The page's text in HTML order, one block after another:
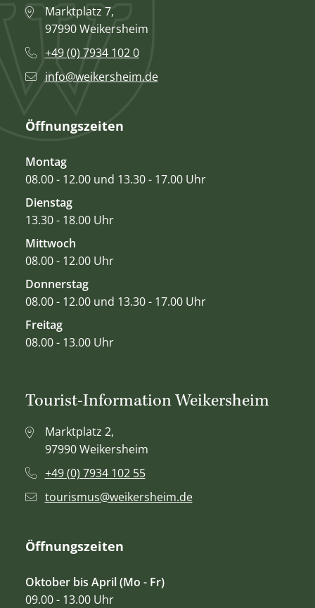
Marktplatz 7,
97990 Weikersheim
+49 (0) 7934 102 0
info@weikersheim.de
Öffnungszeiten
Montag
08.00 - 12.00 und 13.30 - 17.00 Uhr
Dienstag
13.30 - 18.00 Uhr
Mittwoch
08.00 - 12.00 Uhr
Donnerstag
08.00 - 12.00 und 13.30 - 17.00 Uhr
Freitag
08.00 - 13.00 Uhr
Tourist-Information Weikersheim
Marktplatz 2,
97990 Weikersheim
+49 (0) 7934 102 55
tourismus@weikersheim.de
Öffnungszeiten
Oktober bis April (Mo - Fr)
09.00 - 13.00 Uhr